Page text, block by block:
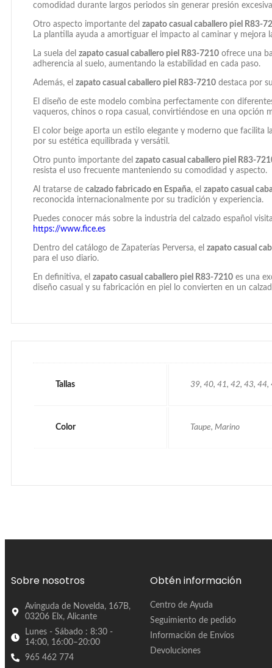
comodidad durante largos periodos sin generar presión
Otro aspecto importante del zapato casual caballero piel R83-
La plantilla ayuda a amortiguar el impacto al caminar y mejora
La suela del zapato casual caballero piel R83-7210 ofrece una
adherencia al suelo, aumentando la estabilidad en cada paso.
Además, el zapato casual caballero piel R83-7210 destaca por
El diseño de este modelo combina perfectamente con
vaqueros, chinos o ropa casual, convirtiéndose en una opción
El color beige aporta un estilo elegante y moderno que facilita
por su estética equilibrada y versátil.
Otro punto importante del zapato casual caballero piel R83-
resista el uso frecuente manteniendo su comodidad y aspecto.
Al tratarse de calzado fabricado en España, el zapato casual
reconocida internacionalmente por su tradición y experiencia.
Puedes conocer más sobre la industria del calzado español
https://www.fice.es
Dentro del catálogo de Zapaterías Perversa, el zapato casual
para el uso diario.
En definitiva, el zapato casual caballero piel R83-7210 es una
diseño casual y su fabricación en piel lo convierten en un
Tallas 39, 40, 41, 42, 43, 44,
Color Taupe, Marino
Sobre nosotros
Avinguda de Novelda, 167B,
03206 Elx, Alicante
Lunes - Sábado : 8:30 -
14:00, 16:00–20:00
965 462 774
Obtén información
Centro de Ayuda
Seguimiento de pedido
Información de Envíos
Devoluciones